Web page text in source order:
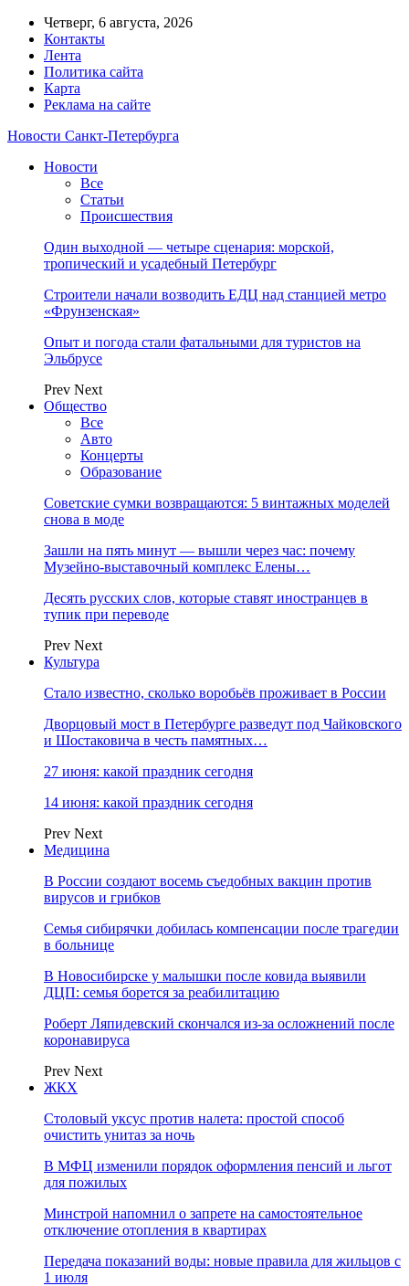
Четверг, 6 августа, 2026
Контакты
Лента
Политика сайта
Карта
Реклама на сайте
Новости Санкт-Петербурга
Новости
Все
Статьи
Происшествия
Один выходной — четыре сценария: морской,
тропический и усадебный Петербург
Строители начали возводить ЕДЦ над станцией метро
«Фрунзенская»
Опыт и погода стали фатальными для туристов на
Эльбрусе
Prev Next
Общество
Все
Авто
Концерты
Образование
Советские сумки возвращаются: 5 винтажных моделей
снова в моде
Зашли на пять минут — вышли через час: почему
Музейно-выставочный комплекс Елены…
Десять русских слов, которые ставят иностранцев в
тупик при переводе
Prev Next
Культура
Стало известно, сколько воробьёв проживает в России
Дворцовый мост в Петербурге разведут под Чайковского
и Шостаковича в честь памятных…
27 июня: какой праздник сегодня
14 июня: какой праздник сегодня
Prev Next
Медицина
В России создают восемь съедобных вакцин против
вирусов и грибков
Семья сибирячки добилась компенсации после трагедии
в больнице
В Новосибирске у малышки после ковида выявили
ДЦП: семья борется за реабилитацию
Роберт Ляпидевский скончался из-за осложнений после
коронавируса
Prev Next
ЖКХ
Столовый уксус против налета: простой способ
очистить унитаз за ночь
В МФЦ изменили порядок оформления пенсий и льгот
для пожилых
Минстрой напомнил о запрете на самостоятельное
отключение отопления в квартирах
Передача показаний воды: новые правила для жильцов с
1 июля